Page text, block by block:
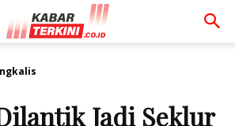
Jadi Seklur